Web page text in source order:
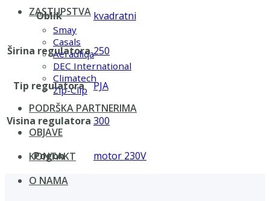
ZASTUPSTVA
Smay
Casals
Aerauliqa
DEC International
Climatech
Zip-Clip
PODRŠKA PARTNERIMA
OBJAVE
KONTAKT
O NAMA
Oblik kvadratni
Širina regulatora 250
Tip regulatora PJA
Visina regulatora 300
Pogon motor 230V